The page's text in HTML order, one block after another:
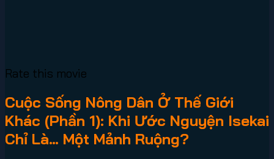
Rate this movie
Cuộc Sống Nông Dân Ở Thế Giới
Khác (Phần 1): Khi Ước Nguyện Isekai
Chỉ Là… Một Mảnh Ruộng?